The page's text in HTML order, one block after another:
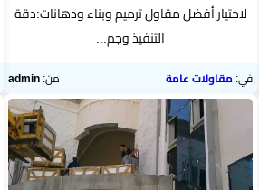
لاختيار أفضل مقاول ترميم وبناء ودهانات:دقة
التنفيذ وجم...
في:مقاولات عامة من:admin